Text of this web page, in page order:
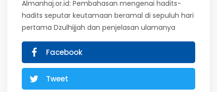
Almanhaj.or.id: Pembahasan mengenai hadits-
hadits seputar keutamaan beramal di sepuluh hari
pertama Dzulhijjah dan penjelasan ulamanya
Facebook
Tweet